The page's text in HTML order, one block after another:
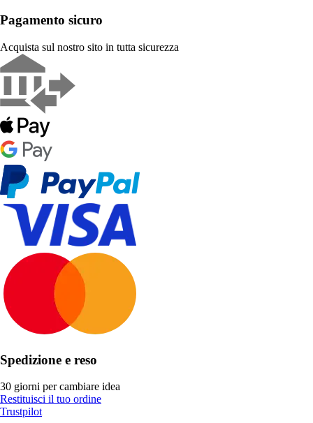
Pagamento sicuro
Acquista sul nostro sito in tutta sicurezza
Spedizione e reso
30 giorni per cambiare idea
Restituisci il tuo ordine
Trustpilot